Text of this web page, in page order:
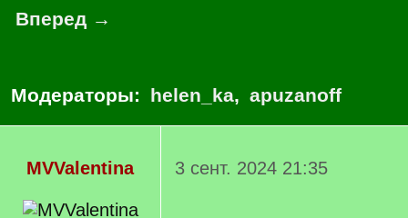
Вперед →
Модераторы: helen_ka, apuzanoff
MVValentina 3 сент. 2024 21:35